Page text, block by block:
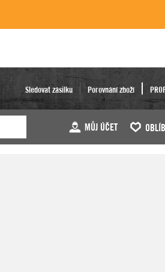
Sledovat zásilku Porovnání zboží
MŮJ ÚČET